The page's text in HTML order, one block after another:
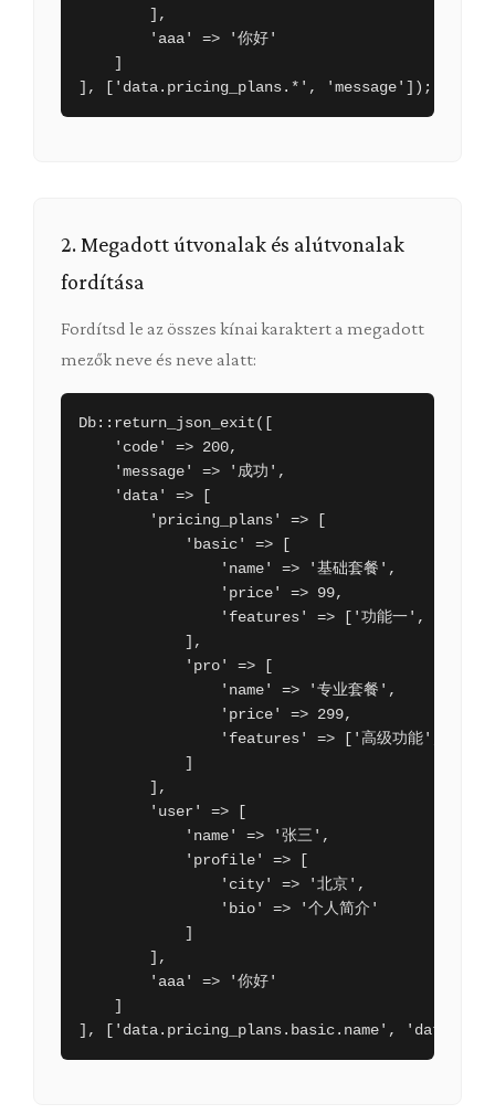
        ],
        'aaa' => '你好'
    ]
], ['data.pricing_plans.*', 'message']);
2. Megadott útvonalak és alútvonalak
fordítása
Fordítsd le az összes kínai karaktert a megadott
mezők neve és neve alatt:
Db::return_json_exit([
    'code' => 200,
    'message' => '成功',
    'data' => [
        'pricing_plans' => [
            'basic' => [
                'name' => '基础套餐',
                'price' => 99,
'features' => ['功能一', '功能二
            ],
            'pro' => [
                'name' => '专业套餐',
                'price' => 299,
'features' => ['高级功能', '优先
            ]
        ],
        'user' => [
            'name' => '张三',
            'profile' => [
                'city' => '北京',
                'bio' => '个人简介'
            ]
        ],
        'aaa' => '你好'
    ]
], ['data.pricing_plans.basic.name',